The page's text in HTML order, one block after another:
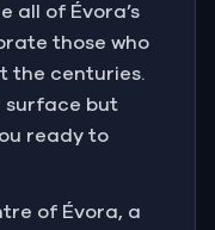
all of Évora’s
those who
the centuries.
surface but
ready to
of Évora, a